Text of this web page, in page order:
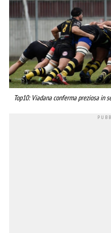
Top10: Viadana conferma preziosa in